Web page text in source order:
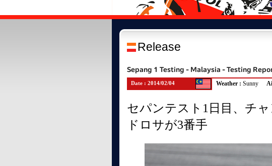
スポーツ・セダン
セルフ見
世界のプロ
EveryGo
自転車
Release
Sepang 1 Testing - Malaysia - Testing
Date : 2014/02/04 Weather : Sunny
セパンテスト1日目、チ
ドロサが3番手